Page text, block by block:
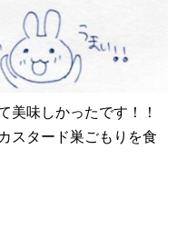
美味しかったです！！
スタード巣ごもりを食